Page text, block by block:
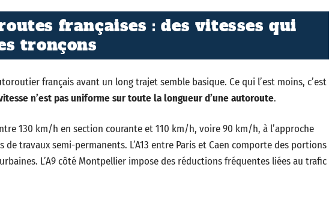
françaises : des vitesses qui
tronçons
français avant un long trajet semble basique. Ce qui l’est moins, c’est
n’est pas uniforme sur toute la longueur d’une autoroute.
130 km/h en section courante et 110 km/h, voire 90 km/h, à l’approche
de travaux semi-permanents. L’A13 entre Paris et Caen comporte des portions
L’A9 côté Montpellier impose des réductions fréquentes liées au trafic